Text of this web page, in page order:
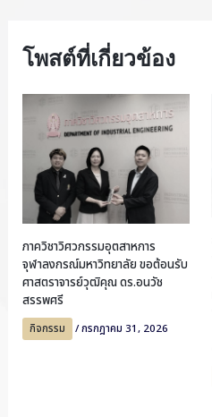
โพสต์ที่เกี่ยวข้อง
ภาควิชาวิศวกรรมอุตสาหการ
จุฬาลงกรณ์มหาวิทยาลัย ขอต้อนรับ
ศาสตราจารย์วุฒิคุณ ดร.อนวัช
สรรพศรี
กิจกรรม /กรกฎาคม 31, 2026